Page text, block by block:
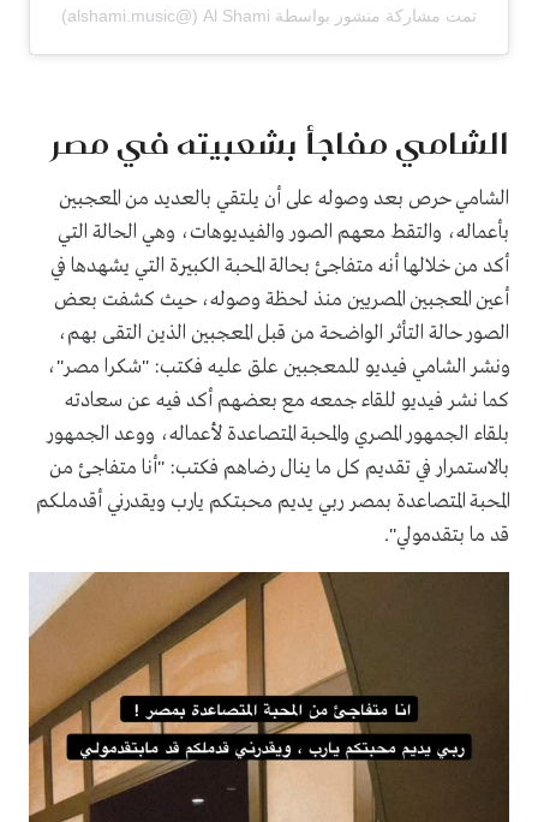
تمت مشاركة منشور بواسطة ‏‎Al Shami‎‏ (@‏‎alshami.music‎‏)
الشامي مفاجأ بشعبيته في مصر
الشامي حرص بعد وصوله على أن يلتقي بالعديد من المعجبين
بأعماله، والتقط معهم الصور والفيديوهات، وهي الحالة التي
أكد من خلالها أنه متفاجئ بحالة المحبة الكبيرة التي يشهدها في
أعين المعجبين المصريين منذ لحظة وصوله، حيث كشفت بعض
الصور حالة التأثر الواضحة من قبل المعجبين الذين التقى بهم،
ونشر الشامي فيديو للمعجبين علق عليه فكتب: "شكرا مصر"،
كما نشر فيديو للقاء جمعه مع بعضهم أكد فيه عن سعادته
بلقاء الجمهور المصري والمحبة المتصاعدة لأعماله، ووعد الجمهور
بالاستمرار في تقديم كل ما ينال رضاهم فكتب: "أنا متفاجئ من
المحبة المتصاعدة بمصر ربي يديم محبتكم يارب ويقدرني أقدملكم
قد ما بتقدمولي".